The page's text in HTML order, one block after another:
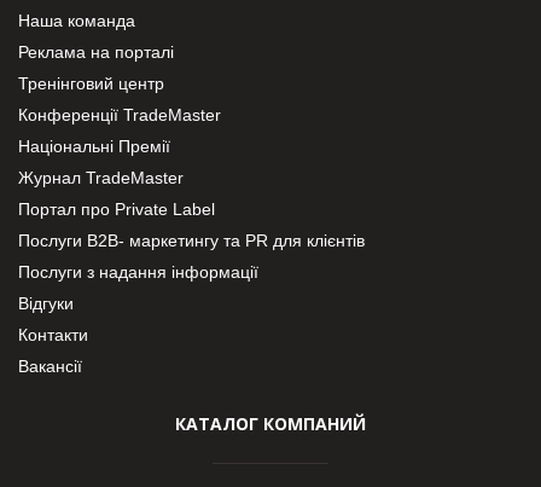
Наша команда
Реклама на порталі
Тренінговий центр
Конференції TradeMaster
Національні Премії
Журнал TradeMaster
Портал про Private Label
Послуги В2В- маркетингу та PR для клієнтів
Послуги з надання інформації
Відгуки
Контакти
Вакансії
КАТАЛОГ КОМПАНИЙ